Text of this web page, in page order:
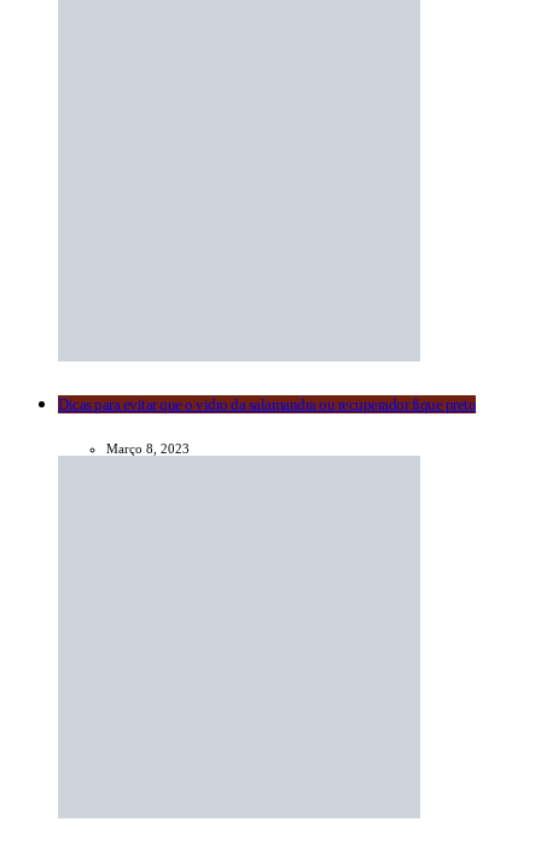
Dicas para evitar que o vidro da salamandra ou recuperador fique preto
Março 8, 2023